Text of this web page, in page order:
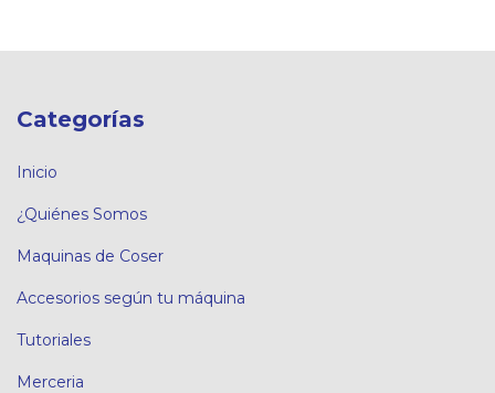
Categorías
Inicio
¿Quiénes Somos
Maquinas de Coser
Accesorios según tu máquina
Tutoriales
Merceria